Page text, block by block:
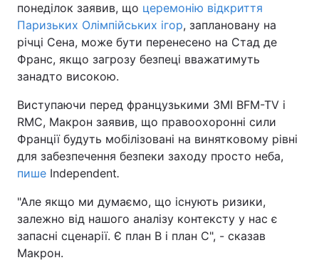
понеділок заявив, що церемонію відкриття
Паризьких Олімпійських ігор, заплановану на
річці Сена, може бути перенесено на Стад де
Франс, якщо загрозу безпеці вважатимуть
занадто високою.
Виступаючи перед французькими ЗМІ BFM-TV і
RMC, Макрон заявив, що правоохоронні сили
Франції будуть мобілізовані на винятковому рівні
для забезпечення безпеки заходу просто неба,
пише Independent.
"Але якщо ми думаємо, що існують ризики,
залежно від нашого аналізу контексту у нас є
запасні сценарії. Є план B і план С", - сказав
Макрон.